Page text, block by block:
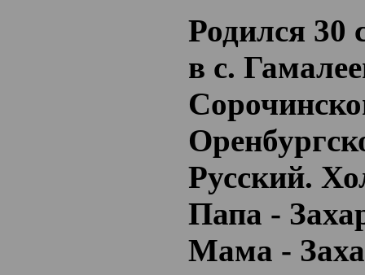
Родился 30
в с.
Русский.
Папа -
Мама -